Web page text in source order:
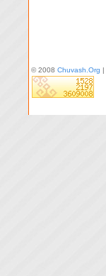
© 2008 Chuvash.Org |